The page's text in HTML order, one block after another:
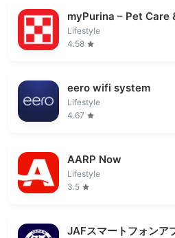
myPurina – Pet Care
Lifestyle
4.58
eero wifi system
Lifestyle
4.67
AARP Now
Lifestyle
3.5
JAFスマートフォンア